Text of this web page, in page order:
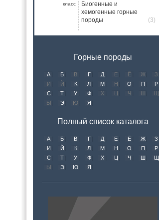
класс
Биогенные и
хемогенные горные
породы
(3)
Горные породы
А Б В Г Д Е Ё Ж
З
И
Й К Л М Н О П
Р
С
Т У Ф Х Ц Ч Ш
Щ
Ы
Э Ю Я
Полный список каталога
А Б В Г Д Е Ё Ж
З
И
Й К Л М Н О П
Р
С
Т У Ф Х Ц Ч Ш
Щ
Ы
Э Ю Я